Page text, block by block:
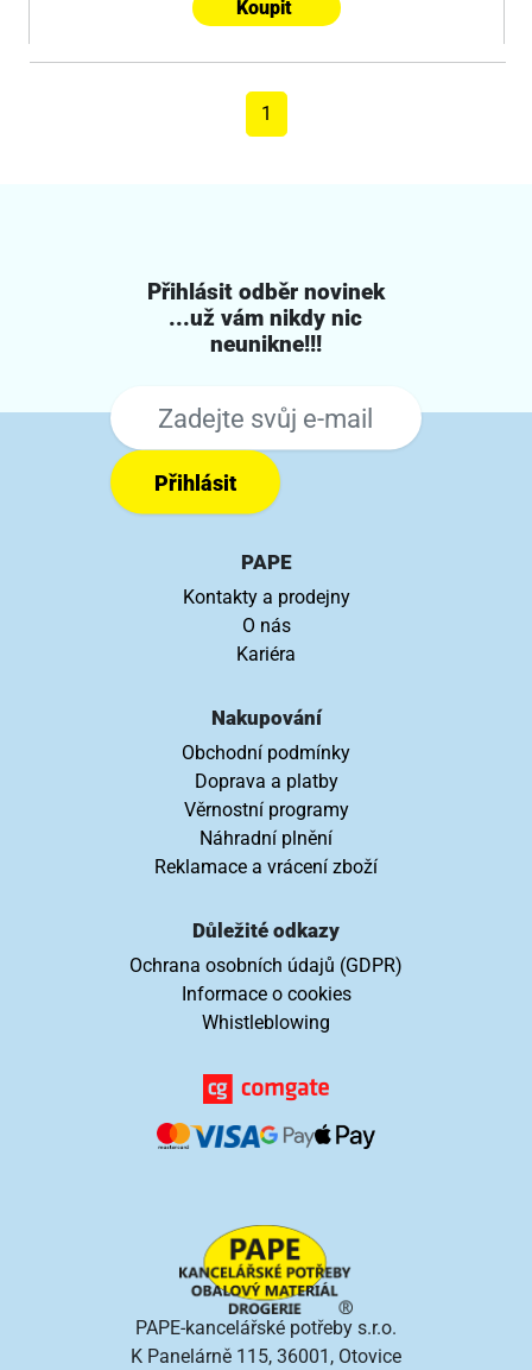
Koupit
1
Přihlásit odběr novinek
...už vám nikdy nic
neunikne!!!
Přihlásit
PAPE
Kontakty a prodejny
O nás
Kariéra
Nakupování
Obchodní podmínky
Doprava a platby
Věrnostní programy
Náhradní plnění
Reklamace a vrácení zboží
Důležité odkazy
Ochrana osobních údajů (GDPR)
Informace o cookies
Whistleblowing
PAPE-kancelářské potřeby s.r.o.
K Panelárně 115, 36001, Otovice